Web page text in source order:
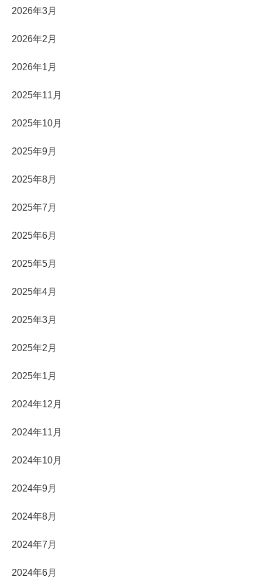
2026年3月
2026年2月
2026年1月
2025年11月
2025年10月
2025年9月
2025年8月
2025年7月
2025年6月
2025年5月
2025年4月
2025年3月
2025年2月
2025年1月
2024年12月
2024年11月
2024年10月
2024年9月
2024年8月
2024年7月
2024年6月